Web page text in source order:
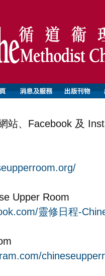
站、Facebook 及
Upper Room
靈修日程-